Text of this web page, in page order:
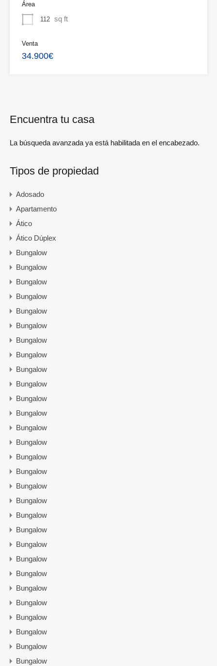
Área
112 sq ft
Venta
34.900€
Encuentra tu casa
La búsqueda avanzada ya está habilitada en el encabezado.
Tipos de propiedad
Adosado
Apartamento
Ático
Ático Dúplex
Bungalow
Bungalow
Bungalow
Bungalow
Bungalow
Bungalow
Bungalow
Bungalow
Bungalow
Bungalow
Bungalow
Bungalow
Bungalow
Bungalow
Bungalow
Bungalow
Bungalow
Bungalow
Bungalow
Bungalow
Bungalow
Bungalow
Bungalow
Bungalow
Bungalow
Bungalow
Bungalow
Bungalow
Bungalow